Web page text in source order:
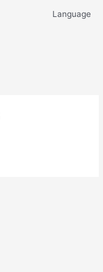
Language